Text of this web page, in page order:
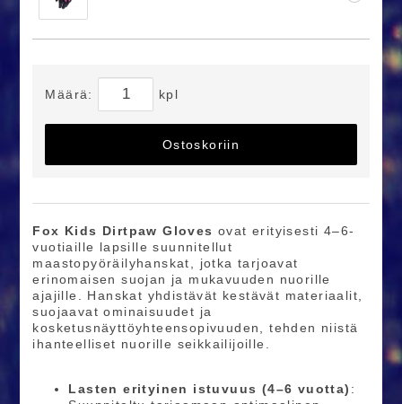
Määrä: kpl
Ostoskoriin
Fox Kids Dirtpaw Gloves ovat erityisesti 4–6-
vuotiaille lapsille suunnitellut
maastopyöräilyhanskat, jotka tarjoavat
erinomaisen suojan ja mukavuuden nuorille
ajajille. Hanskat yhdistävät kestävät materiaalit,
suojaavat ominaisuudet ja
kosketusnäyttöyhteensopivuuden, tehden niistä
ihanteelliset nuorille seikkailijoille.
Lasten erityinen istuvuus (4–6 vuotta) :